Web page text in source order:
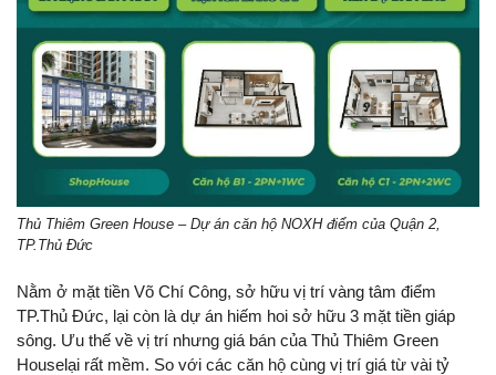
Thủ Thiêm Green House – Dự án căn hộ NOXH điểm của Quận 2,
TP.Thủ Đức
Nằm ở mặt tiền Võ Chí Công, sở hữu vị trí vàng tâm điểm
TP.Thủ Đức, lại còn là dự án hiếm hoi sở hữu 3 mặt tiền giáp
sông. Ưu thế về vị trí nhưng giá bán của Thủ Thiêm Green
Houselại rất mềm. So với các căn hộ cùng vị trí giá từ vài tỷ